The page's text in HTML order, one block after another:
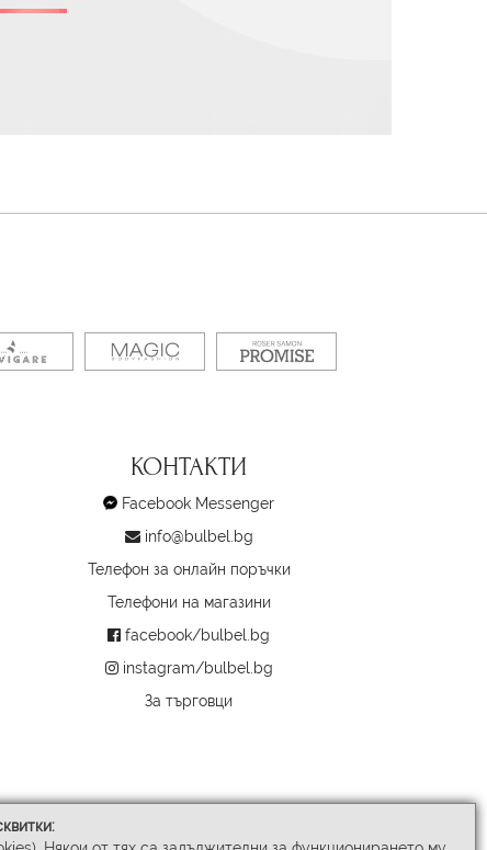
КОНТАКТИ
Facebook Messenger
info@bulbel.bg
Телефон за онлайн поръчки
Телефони на магазини
facebook/bulbel.bg
instagram/bulbel.bg
За търговци